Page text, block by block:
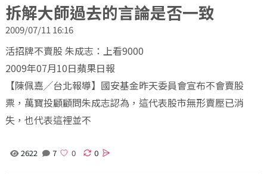
拆解大師過去的言論是否一致
2009/07/11 16:16
活招牌不賣股 朱成志：上看9000
2009年07月10日蘋果日報
【陳佩嘉╱台北報導】國安基金昨天委員會宣布不會賣股
票，萬寶投顧顧問朱成志認為，這代表股市無形賣壓已消
失，也代表這裡並不
2622 7 0